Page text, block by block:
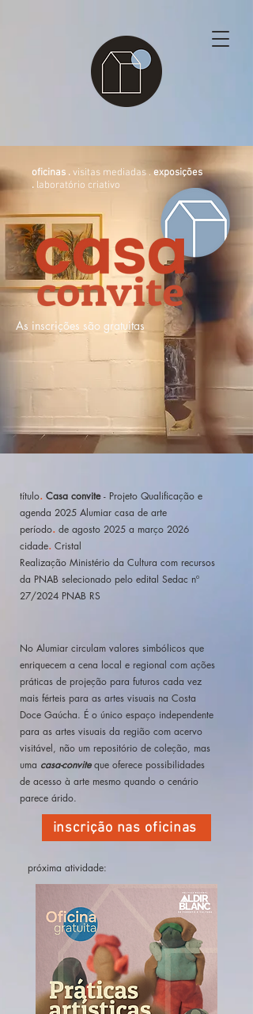
oficinas .visitas mediadas . exposições
. laboratório criativo
As inscrições são gratuitas
título. Casa convite- Projeto Qualificação e
agenda 2025 Alumiar casa de arte
período. de agosto 2025 a março 2026
cidade. Cristal
Realização Ministério da Cultura com recursos
da PNAB selecionado pelo edital Sedac nº
27/2024 PNAB RS
No Alumiar circulam valores simbólicos que
enriquecem a cena local e regional com ações
práticas de projeção para futuros cada vez
mais férteis para as artes visuais na Costa
Doce Gaúcha. É o único espaço independente
para as artes visuais da região com acervo
visitável, não um repositório de coleção, mas
uma casa-conviteque oferece possibilidades
de acesso à arte mesmo quando o cenário
parece árido.
inscrição nas oficinas
próxima atividade: